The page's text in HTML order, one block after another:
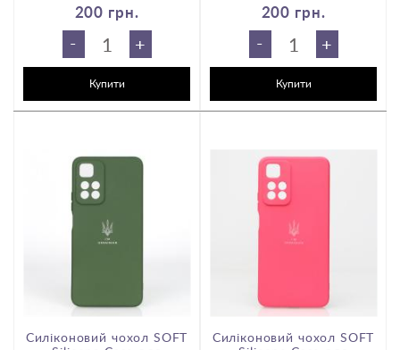
200 грн.
- +
Купити
200 грн.
- +
Купити
Силіконовий чохол SOFT
Силіконовий чохол SOFT